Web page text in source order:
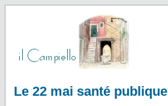
Le 22 mai santé publique